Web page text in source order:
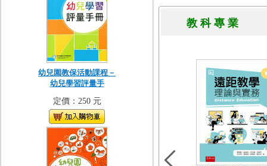
幼兒園教保活動課程－
幼兒學習評量手
定價：250 元
教 科 專